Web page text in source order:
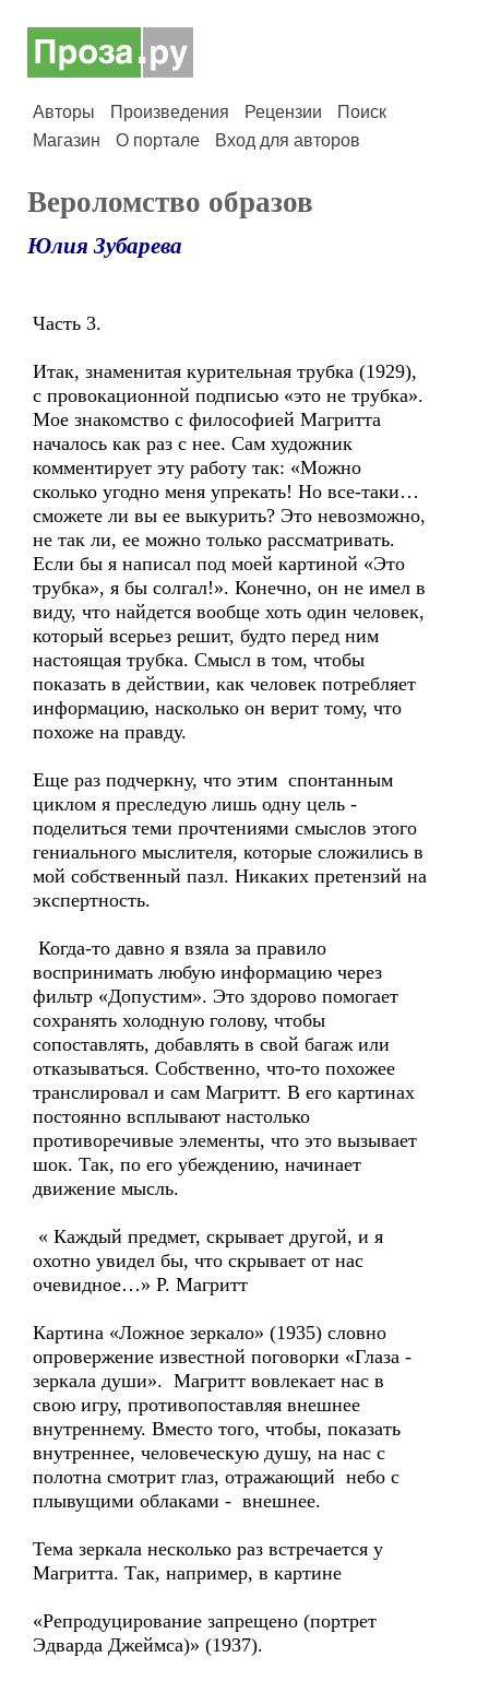
Авторы Произведения Рецензии
Поиск
Магазин
О портале Вход для авторов
Вероломство образов
Юлия Зубарева
Часть 3.
Итак, знаменитая курительная трубка (1929),
с провокационной подписью «это не трубка».
Мое знакомство с философией Магритта
началось как раз с нее. Сам художник
комментирует эту работу так: «Можно
сколько угодно меня упрекать! Но все-таки…
сможете ли вы ее выкурить? Это невозможно,
не так ли, ее можно только рассматривать.
Если бы я написал под моей картиной «Это
трубка», я бы солгал!». Конечно, он не имел в
виду, что найдется вообще хоть один человек,
который всерьез решит, будто перед ним
настоящая трубка. Смысл в том, чтобы
показать в действии, как человек потребляет
информацию, насколько он верит тому, что
похоже на правду.
Еще раз подчеркну, что этим спонтанным
циклом я преследую лишь одну цель -
поделиться теми прочтениями смыслов этого
гениального мыслителя, которые сложились в
мой собственный пазл. Никаких претензий на
экспертность.
Когда-то давно я взяла за правило
воспринимать любую информацию через
фильтр «Допустим». Это здорово помогает
сохранять холодную голову, чтобы
сопоставлять, добавлять в свой багаж или
отказываться. Собственно, что-то похожее
транслировал и сам Магритт. В его картинах
постоянно всплывают настолько
противоречивые элементы, что это вызывает
шок. Так, по его убеждению, начинает
движение мысль.
« Каждый предмет, скрывает другой, и я
охотно увидел бы, что скрывает от нас
очевидное…» Р. Магритт
Картина «Ложное зеркало» (1935) словно
опровержение известной поговорки «Глаза -
зеркала души». Магритт вовлекает нас в
свою игру, противопоставляя внешнее
внутреннему. Вместо того, чтобы, показать
внутреннее, человеческую душу, на нас с
полотна смотрит глаз, отражающий небо с
плывущими облаками - внешнее.
Тема зеркала несколько раз встречается у
Магритта. Так, например, в картине
«Репродуцирование запрещено (портрет
Эдварда Джеймса)» (1937).